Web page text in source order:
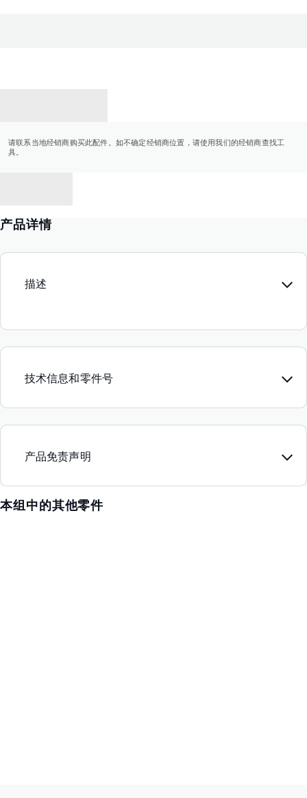
请联系当地经销商购买此配件。如不确定经销商位置，请使用我们的经销商查找工
具。
产品详情
描述
技术信息和零件号
产品免责声明
本组中的其他零件